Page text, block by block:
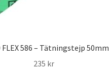
FLEX 586 – Tätningstejp 50mm
235 kr